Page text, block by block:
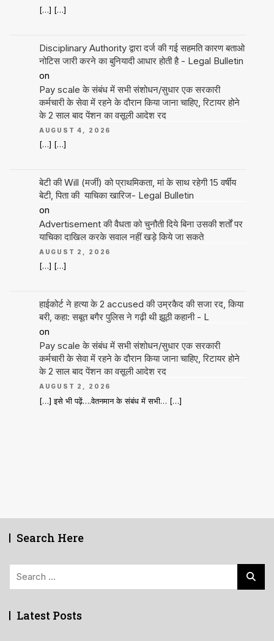
[…] […]
Disciplinary Authority द्वारा दर्ज की गई सहमति कारण बताओ
नोटिस जारी करने का बुनियादी आधार होती है - Legal Bulletin
on
Pay scale के संबंध में सभी संशोधन/सुधार एक सरकारी
कर्मचारी के सेवा में रहने के दौरान किया जाना चाहिए, रिटायर होने
के 2 साल बाद पेंशन का वसूली आदेश रद
AUGUST 4, 2026
[…] […]
बेटी की Will (मर्जी) को प्राथमिकता, मां के साथ रहेगी 15 वर्षीय
बेटी, पिता की याचिका खारिज- Legal Bulletin
on
Advertisement की वैधता को चुनौती दिये बिना उसकी शर्तों पर
याचिका दाखिल करके सवाल नहीं खड़े किये जा सकते
AUGUST 2, 2026
[…] […]
हाईकोर्ट ने हत्या के 2 accused की उम्रकैद की सजा रद, किया
बरी, कहा: सबूत बगैर पुलिस ने गढ़ी थी झूठी कहानी - L
on
Pay scale के संबंध में सभी संशोधन/सुधार एक सरकारी
कर्मचारी के सेवा में रहने के दौरान किया जाना चाहिए, रिटायर होने
के 2 साल बाद पेंशन का वसूली आदेश रद
AUGUST 2, 2026
[…] इसे भी पढ़ें….वेतनमान के संबंध में सभी… […]
Search Here
Latest Posts